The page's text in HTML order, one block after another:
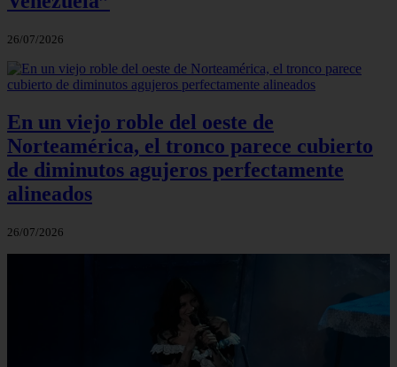
26/07/2026
En un viejo roble del oeste de
Norteamérica, el tronco parece cubierto
de diminutos agujeros perfectamente
alineados
26/07/2026